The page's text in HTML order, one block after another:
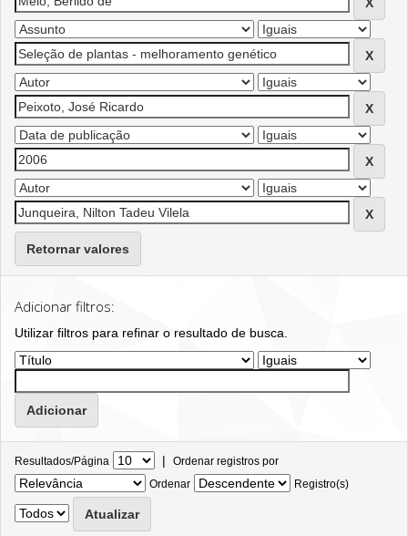
Retornar valores
Adicionar filtros:
Utilizar filtros para refinar o resultado de busca.
Resultados/Página | Ordenar registros por
Ordenar
Registro(s)